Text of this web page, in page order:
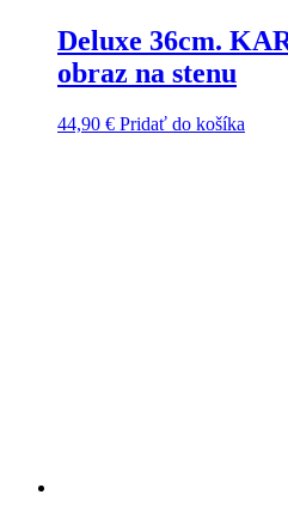
Deluxe 36cm.
obraz na stenu
44,90 € Pridať do košíka